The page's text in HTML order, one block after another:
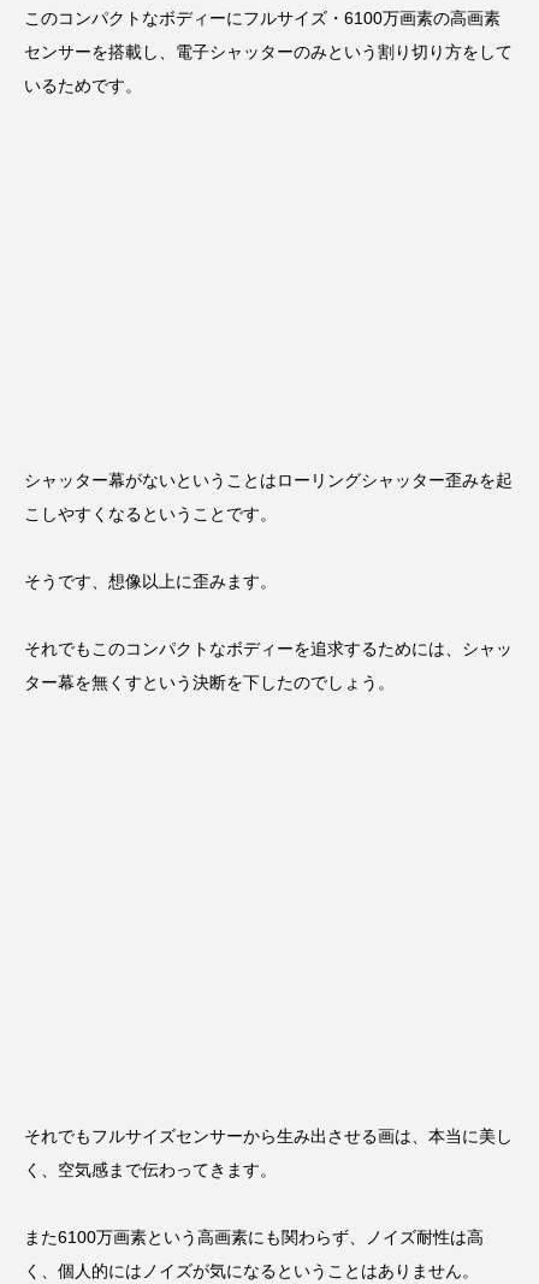
このコンパクトなボディーにフルサイズ・6100万画素の高画素
センサーを搭載し、電子シャッターのみという割り切り方をして
いるためです。
シャッター幕がないということはローリングシャッター歪みを起
こしやすくなるということです。
そうです、想像以上に歪みます。
それでもこのコンパクトなボディーを追求するためには、シャッ
ター幕を無くすという決断を下したのでしょう。
それでもフルサイズセンサーから生み出させる画は、本当に美し
く、空気感まで伝わってきます。
また6100万画素という高画素にも関わらず、ノイズ耐性は高
く、個人的にはノイズが気になるということはありません。